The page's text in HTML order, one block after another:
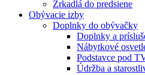
Zrkadlá do predsiene
Obývacie izby
Doplnky do obývačky
Doplnky a
Nábytkové
Podstavce pod
Údržba a